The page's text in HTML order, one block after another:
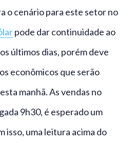
o cenário para este setor no
pode dar continuidade ao
últimos dias, porém deve
econômicos que serão
manhã. As vendas no
9h30, é esperado um
isso, uma leitura acima do